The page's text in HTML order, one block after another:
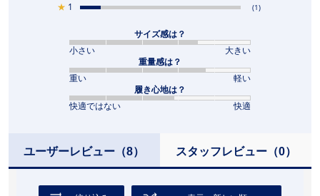
★ 1 (1)
サイズ感は？
小さい
大きい
重量感は？
重い
軽い
履き心地は？
快適ではない
快適
ユーザーレビュー （8） スタッフレビュー（0）